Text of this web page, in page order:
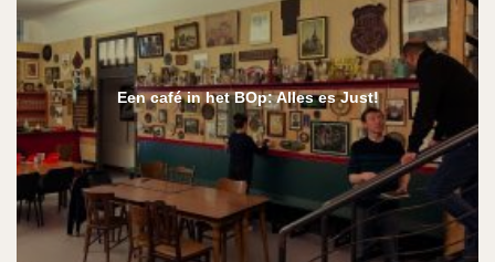
Een café in het BOp: Alles es Just!